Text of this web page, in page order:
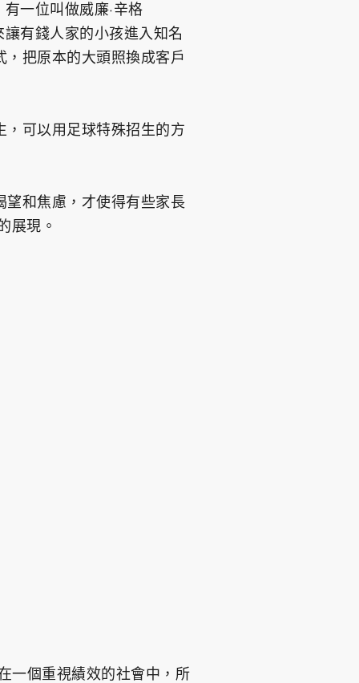
一位叫做威廉·辛格
有錢人家的小孩進入知名
把原本的大頭照換成客戶
可以用足球特殊招生的方
和焦慮，才使得有些家長
展現。
一個重視績效的社會中，所